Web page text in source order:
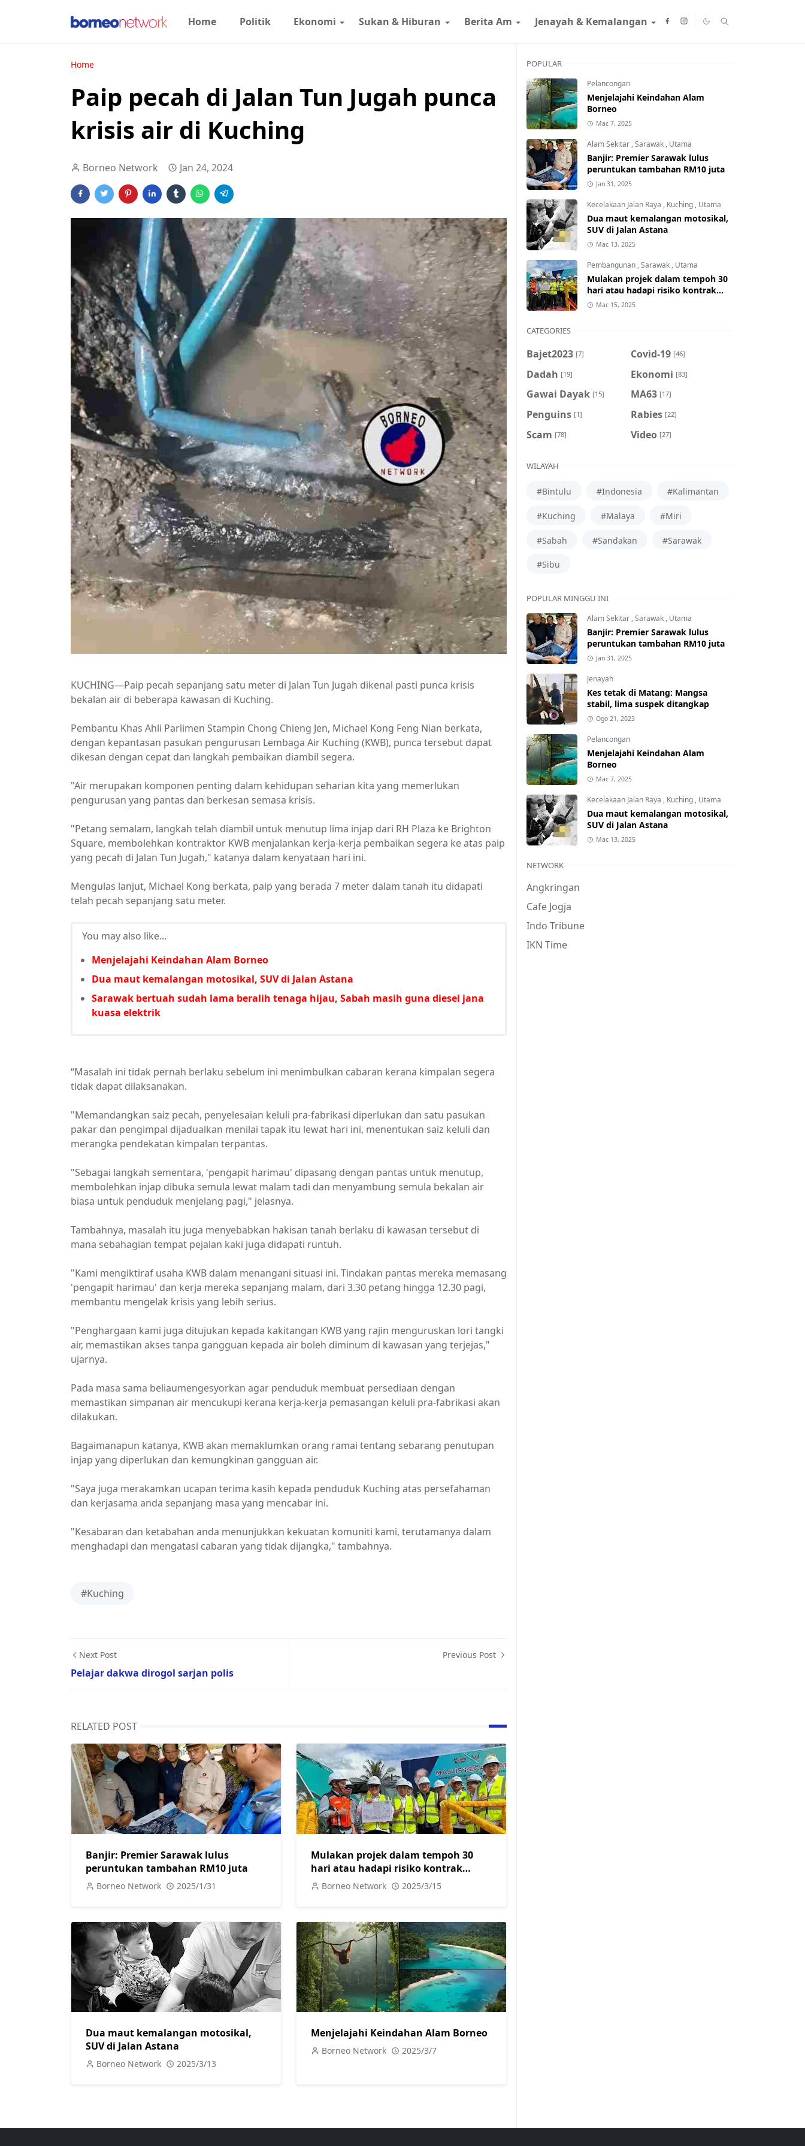
Home Politik Ekonomi Sukan & Hiburan Berita Am Jenayah & Kemalangan
Home
Paip pecah di Jalan Tun Jugah punca
krisis air di Kuching
Borneo Network Jan 24, 2024
KUCHING—Paip pecah sepanjang satu meter di Jalan Tun Jugah dikenal pasti punca krisis
bekalan air di beberapa kawasan di Kuching.
Pembantu Khas Ahli Parlimen Stampin Chong Chieng Jen, Michael Kong Feng Nian berkata,
dengan kepantasan pasukan pengurusan Lembaga Air Kuching (KWB), punca tersebut dapat
dikesan dengan cepat dan langkah pembaikan diambil segera.
"Air merupakan komponen penting dalam kehidupan seharian kita yang memerlukan
pengurusan yang pantas dan berkesan semasa krisis.
"Petang semalam, langkah telah diambil untuk menutup lima injap dari RH Plaza ke Brighton
Square, membolehkan kontraktor KWB menjalankan kerja-kerja pembaikan segera ke atas paip
yang pecah di Jalan Tun Jugah," katanya dalam kenyataan hari ini.
Mengulas lanjut, Michael Kong berkata, paip yang berada 7 meter dalam tanah itu didapati
telah pecah sepanjang satu meter.
You may also like...
Menjelajahi Keindahan Alam Borneo
Dua maut kemalangan motosikal, SUV di Jalan Astana
Sarawak bertuah sudah lama beralih tenaga hijau, Sabah masih guna diesel jana
kuasa elektrik
“Masalah ini tidak pernah berlaku sebelum ini menimbulkan cabaran kerana kimpalan segera
tidak dapat dilaksanakan.
"Memandangkan saiz pecah, penyelesaian keluli pra-fabrikasi diperlukan dan satu pasukan
pakar dan pengimpal dijadualkan menilai tapak itu lewat hari ini, menentukan saiz keluli dan
merangka pendekatan kimpalan terpantas.
"Sebagai langkah sementara, 'pengapit harimau' dipasang dengan pantas untuk menutup,
membolehkan injap dibuka semula lewat malam tadi dan menyambung semula bekalan air
biasa untuk penduduk menjelang pagi," jelasnya.
Tambahnya, masalah itu juga menyebabkan hakisan tanah berlaku di kawasan tersebut di
mana sebahagian tempat pejalan kaki juga didapati runtuh.
"Kami mengiktiraf usaha KWB dalam menangani situasi ini. Tindakan pantas mereka memasang
'pengapit harimau' dan kerja mereka sepanjang malam, dari 3.30 petang hingga 12.30 pagi,
membantu mengelak krisis yang lebih serius.
"Penghargaan kami juga ditujukan kepada kakitangan KWB yang rajin menguruskan lori tangki
air, memastikan akses tanpa gangguan kepada air boleh diminum di kawasan yang terjejas,"
ujarnya.
Pada masa sama beliaumengesyorkan agar penduduk membuat persediaan dengan
memastikan simpanan air mencukupi kerana kerja-kerja pemasangan keluli pra-fabrikasi akan
dilakukan.
Bagaimanapun katanya, KWB akan memaklumkan orang ramai tentang sebarang penutupan
injap yang diperlukan dan kemungkinan gangguan air.
"Saya juga merakamkan ucapan terima kasih kepada penduduk Kuching atas persefahaman
dan kerjasama anda sepanjang masa yang mencabar ini.
"Kesabaran dan ketabahan anda menunjukkan kekuatan komuniti kami, terutamanya dalam
menghadapi dan mengatasi cabaran yang tidak dijangka," tambahnya.
#Kuching
Next Post
Pelajar dakwa dirogol sarjan polis
Previous Post
RELATED POST
Banjir: Premier Sarawak lulus
peruntukan tambahan RM10 juta
Borneo Network 2025/1/31
Mulakan projek dalam tempoh 30
hari atau hadapi risiko kontrak
ditamatkan
Borneo Network 2025/3/15
Dua maut kemalangan motosikal,
SUV di Jalan Astana
Borneo Network 2025/3/13
Menjelajahi Keindahan Alam Borneo
Borneo Network 2025/3/7
POPULAR
Pelancongan
Menjelajahi Keindahan Alam
Borneo
Mac 7, 2025
Alam Sekitar ,Sarawak , Utama
Banjir: Premier Sarawak lulus
peruntukan tambahan RM10 juta
Jan 31, 2025
Kecelakaan Jalan Raya , Kuching , Utama
Dua maut kemalangan motosikal,
SUV di Jalan Astana
Mac 13, 2025
Pembangunan ,Sarawak , Utama
Mulakan projek dalam tempoh 30
hari atau hadapi risiko kontrak
ditamatkan
Mac 15, 2025
CATEGORIES
Bajet2023 [7] Covid-19 [46]
Dadah [19] Ekonomi [83]
Gawai Dayak [15] MA63 [17]
Penguins [1] Rabies [22]
Scam [78] Video [27]
WILAYAH
#Bintulu #Indonesia #Kalimantan
#Kuching #Malaya #Miri
#Sabah #Sandakan #Sarawak
#Sibu
POPULAR MINGGU INI
Alam Sekitar ,Sarawak , Utama
Banjir: Premier Sarawak lulus
peruntukan tambahan RM10 juta
Jan 31, 2025
Jenayah
Kes tetak di Matang: Mangsa
stabil, lima suspek ditangkap
Ogo 21, 2023
Pelancongan
Menjelajahi Keindahan Alam
Borneo
Mac 7, 2025
Kecelakaan Jalan Raya , Kuching , Utama
Dua maut kemalangan motosikal,
SUV di Jalan Astana
Mac 13, 2025
NETWORK
Angkringan
Cafe Jogja
Indo Tribune
IKN Time